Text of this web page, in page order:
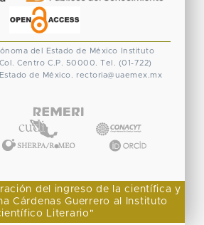
del Estado de México
Instituto
Centro C.P. 50000. Tel. (01-722)
de México. rectoria@uaemex.mx
del ingreso de la científica y
Cárdenas Guerrero al Instituto
Literario"